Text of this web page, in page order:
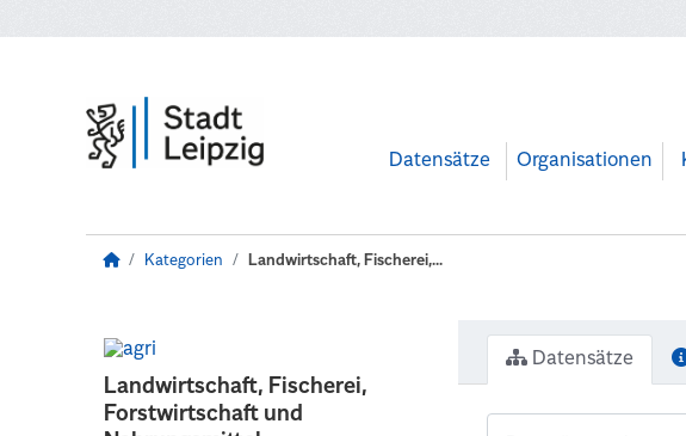
Datensätze Organisationen
Kategorien Landwirtschaft, Fischerei,...
Landwirtschaft, Fischerei,
Forstwirtschaft und
Datensätze